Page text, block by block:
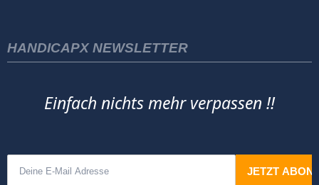
HANDICAPX NEWSLETTER
Einfach nichts mehr verpassen !!